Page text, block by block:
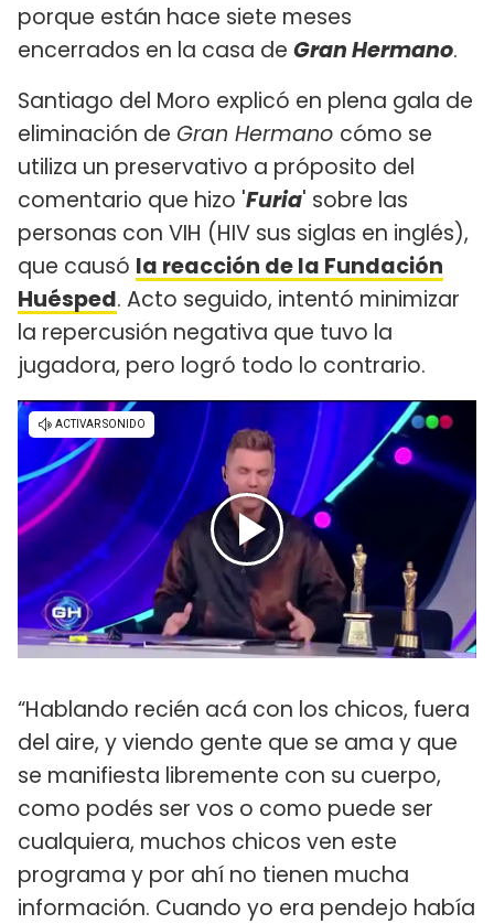
porque están hace siete meses
encerrados en la casa de Gran Hermano.
Santiago del Moro explicó en plena gala de
eliminación de Gran Hermano cómo se
utiliza un preservativo a próposito del
comentario que hizo 'Furia' sobre las
personas con VIH (HIV sus siglas en inglés),
que causó la reacción de la Fundación
Huésped. Acto seguido, intentó minimizar
la repercusión negativa que tuvo la
jugadora, pero logró todo lo contrario.
“Hablando recién acá con los chicos, fuera
del aire, y viendo gente que se ama y que
se manifiesta libremente con su cuerpo,
como podés ser vos o como puede ser
cualquiera, muchos chicos ven este
programa y por ahí no tienen mucha
información. Cuando yo era pendejo había